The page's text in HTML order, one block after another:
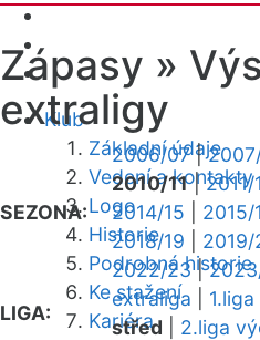
Klub
Základní údaje
Vedení a kontakty
Logo
Historie
Podrobná historie
Ke stažení
Kariéra
Zápasy »
extraligy
SEZONA:
2006/07|
2010/11|2011/
2014/15
2015/
2018/19
2019/
2022/23|
LIGA:
extraliga 1.liga
střed
2.liga